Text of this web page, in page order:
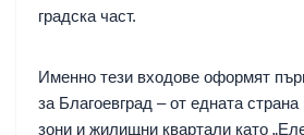
градска част.
Именно тези входове оформят
за Благоевград – от едната
зони и жилищни квартали като